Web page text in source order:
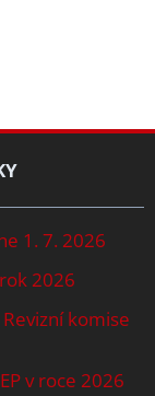
1. 7. 2026
2026
komise
v roce 2026